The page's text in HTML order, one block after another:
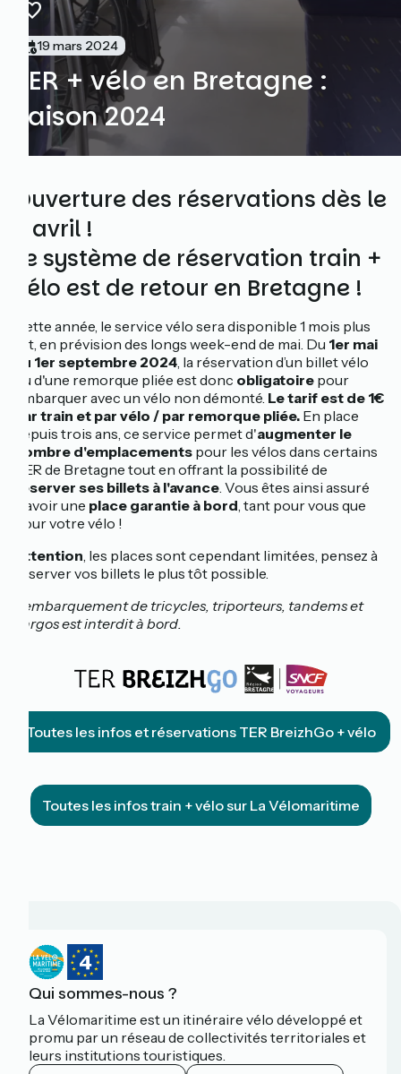
19 mars 2024
TER + vélo en Bretagne :
saison 2024
Ouverture des réservations dès le
2 avril !
Le système de réservation train +
vélo est de retour en Bretagne !
Cette année, le service vélo sera disponible 1 mois plus
tôt, en prévision des longs week-end de mai. Du 1er mai
au 1er septembre 2024, la réservation d’un billet vélo
ou d'une remorque pliée est donc obligatoire pour
embarquer avec un vélo non démonté. Le tarif est de 1€
par train et par vélo / par remorque pliée. En place
depuis trois ans, ce service permet d'augmenter le
nombre d'emplacements pour les vélos dans certains
TER de Bretagne tout en offrant la possibilité de
réserver ses billets à l'avance. Vous êtes ainsi assuré
d'avoir une place garantie à bord, tant pour vous que
pour votre vélo !
Attention, les places sont cependant limitées, pensez à
réserver vos billets le plus tôt possible.
L'embarquement de tricycles, triporteurs, tandems et
cargos est interdit à bord.
Toutes les infos et réservations TER BreizhGo + vélo
Toutes les infos train + vélo sur La Vélomaritime
Qui sommes-nous ?
La Vélomaritime est un itinéraire vélo développé et
promu par un réseau de collectivités territoriales et
leurs institutions touristiques.